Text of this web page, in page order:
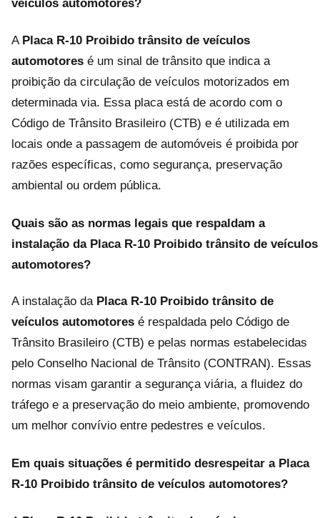
veículos automotores?
A Placa R-10 Proibido trânsito de veículos
automotores é um sinal de trânsito que indica a
proibição da circulação de veículos motorizados em
determinada via. Essa placa está de acordo com o
Código de Trânsito Brasileiro (CTB) e é utilizada em
locais onde a passagem de automóveis é proibida por
razões específicas, como segurança, preservação
ambiental ou ordem pública.
Quais são as normas legais que respaldam a
instalação da Placa R-10 Proibido trânsito de veículos
automotores?
A instalação da Placa R-10 Proibido trânsito de
veículos automotores é respaldada pelo Código de
Trânsito Brasileiro (CTB) e pelas normas estabelecidas
pelo Conselho Nacional de Trânsito (CONTRAN). Essas
normas visam garantir a segurança viária, a fluidez do
tráfego e a preservação do meio ambiente, promovendo
um melhor convívio entre pedestres e veículos.
Em quais situações é permitido desrespeitar a Placa
R-10 Proibido trânsito de veículos automotores?